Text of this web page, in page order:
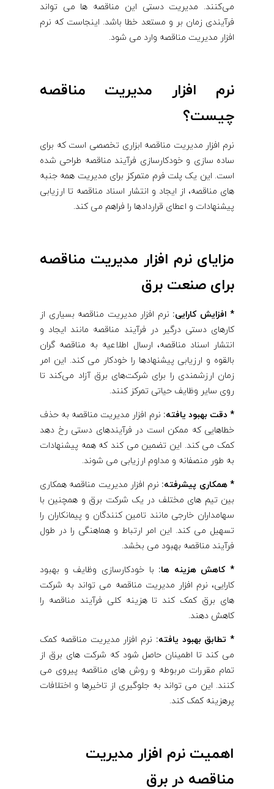
می‌کنند. مدیریت دستی این مناقصه ها می تواند
فرآیندی زمان بر و مستعد خطا باشد. اینجاست که نرم
افزار مدیریت مناقصه وارد می شود.
نرم افزار مدیریت مناقصه
چیست؟
نرم افزار مدیریت مناقصه ابزاری تخصصی است که برای
ساده سازی و خودکارسازی فرآیند مناقصه طراحی شده
است. این یک پلت فرم متمرکز برای مدیریت همه جنبه
های مناقصه، از ایجاد و انتشار اسناد مناقصه تا ارزیابی
پیشنهادات و اعطای قراردادها را فراهم می کند.
مزایای نرم افزار مدیریت مناقصه
برای صنعت برق
* افزایش کارایی: نرم افزار مدیریت مناقصه بسیاری از
کارهای دستی درگیر در فرآیند مناقصه مانند ایجاد و
انتشار اسناد مناقصه، ارسال اطلاعیه به مناقصه گران
بالقوه و ارزیابی پیشنهادها را خودکار می کند. این امر
زمان ارزشمندی را برای شرکت‌های برق آزاد می‌کند تا
روی سایر وظایف حیاتی تمرکز کنند.
* دقت بهبود یافته: نرم افزار مدیریت مناقصه به حذف
خطاهایی که ممکن است در فرآیندهای دستی رخ دهد
کمک می کند. این تضمین می کند که همه پیشنهادات
به طور منصفانه و مداوم ارزیابی می شوند.
* همکاری پیشرفته: نرم افزار مدیریت مناقصه همکاری
بین تیم های مختلف در یک شرکت برق و همچنین با
سهامداران خارجی مانند تامین کنندگان و پیمانکاران را
تسهیل می کند. این امر ارتباط و هماهنگی را در طول
فرآیند مناقصه بهبود می بخشد.
* کاهش هزینه ها: با خودکارسازی وظایف و بهبود
کارایی، نرم افزار مدیریت مناقصه می تواند به شرکت
های برق کمک کند تا هزینه کلی فرآیند مناقصه را
کاهش دهند.
* تطابق بهبود یافته: نرم افزار مدیریت مناقصه کمک
می کند تا اطمینان حاصل شود که شرکت های برق از
تمام مقررات مربوطه و روش های مناقصه پیروی می
کنند. این می تواند به جلوگیری از تاخیرها و اختلافات
پرهزینه کمک کند.
اهمیت نرم افزار مدیریت
مناقصه در برق